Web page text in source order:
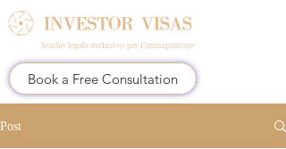
Studio legale esclusivo per l'immigrazione
Book a Free Consultation
Post